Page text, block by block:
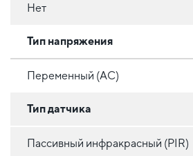
Нет
Тип напряжения
Переменный (AC)
Тип датчика
Пассивный инфракрасный (PIR)